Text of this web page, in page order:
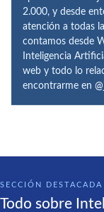
2.000, y desde
atención a todas
contamos desde
Inteligencia
web y todo lo
encontrarme en
SECCIÓN DESTACADA
Todo sobre